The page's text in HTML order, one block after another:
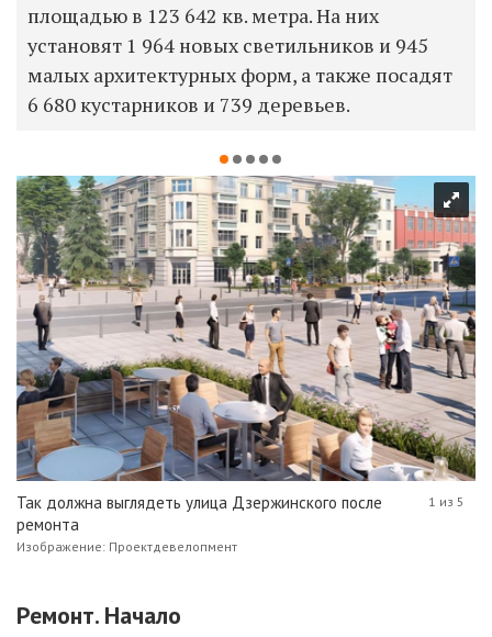
площадью в 123 642 кв. метра. На них
установят 1 964 новых светильников и 945
малых архитектурных форм, а также посадят
6 680 кустарников и 739 деревьев.
Так должна выглядеть улица Дзержинского после
ремонта
Изображение: Проектдевелопмент
1 из 5
Ремонт. Начало